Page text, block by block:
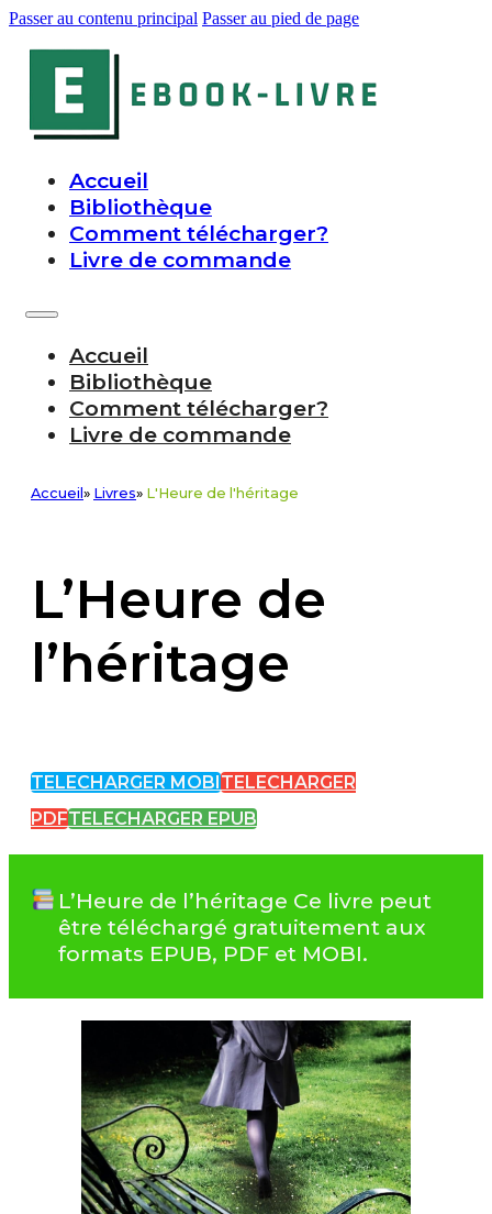
Passer au contenu principal Passer au pied de page
Accueil
Bibliothèque
Comment télécharger?
Livre de commande
Accueil
Bibliothèque
Comment télécharger?
Livre de commande
Accueil » Livres» L'Heure de l'héritage
L’Heure de
l’héritage
TELECHARGER MOBI TELECHARGER
PDFTELECHARGER EPUB
L’Heure de l’héritage Ce livre peut
être téléchargé gratuitement aux
formats EPUB, PDF et MOBI.